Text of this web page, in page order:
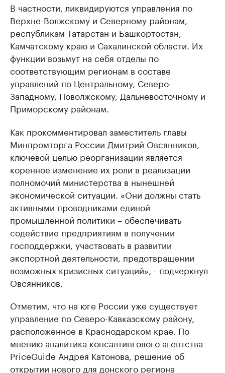
В частности, ликвидируются управления по
Верхне-Волжскому и Северному районам,
республикам Татарстан и Башкортостан,
Камчатскому краю и Сахалинской области. Их
функции возьмут на себя отделы по
соответствующим регионам в составе
управлений по Центральному, Северо-
Западному, Поволжскому, Дальневосточному и
Приморскому районам.
Как прокомментировал заместитель главы
Минпромторга России Дмитрий Овсянников,
ключевой целью реорганизации является
коренное изменение их роли в реализации
полномочий министерства в нынешней
экономической ситуации. «Они должны стать
активными проводниками единой
промышленной политики – обеспечивать
содействие предприятиям в получении
господдержки, участвовать в развитии
экспортной деятельности, предотвращении
возможных кризисных ситуаций», - подчеркнул
Овсянников.
Отметим, что на юге России уже существует
управление по Северо-Кавказскому району,
расположенное в Краснодарском крае. По
мнению аналитика консалтингового агентства
PriceGuide Андрея Катонова, решение об
открытии нового для донского региона